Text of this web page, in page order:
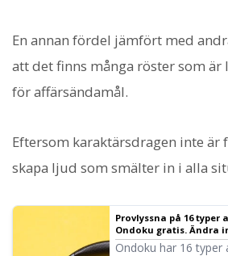
En annan fördel jämfört med
att det finns många röster som är
för affärsändamål.
Eftersom karaktärsdragen inte är
skapa ljud som smälter in i alla
Provlyssna på 16 typer
Ondoku gratis. Ändra
justera tonhöjden
Ondoku har 16 typer